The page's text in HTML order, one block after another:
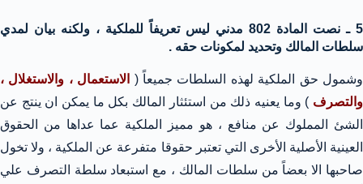
5 ـ نصت المادة 802 مدني ليس تعريفاً للملكية ، ولكنه بيان لمدي
سلطات المالك وتحديد لمكونات حقه .
وشمول حق الملكية لهذه السلطات جميعاً ( الاستعمال ، والاستغلال ،
والتصرف ) وما يعنيه ذلك من استئثار المالك بكل ما يمكن ان ينتج عن
الشئ المملوك عن منافع ، هو مميز الملكية عما عداها من الحقوق
العينية الأصلية الأخرى التي تعتبر حقوقا متفرعة عن الملكية ، ولا تخول
صاحبها الا بعضاً من سلطات المالك ، مع استبعاد سلطة التصرف علي